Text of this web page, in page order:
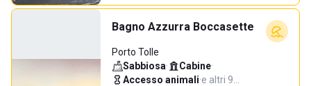
Bagno Azzurra Boccasette
Porto Tolle
Sabbiosa· Cabine·
Accesso animali·e altri 9…